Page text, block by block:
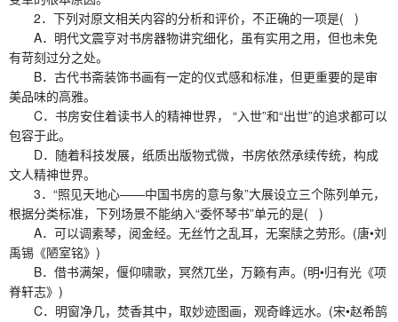
2．下列对原文相关内容的分析和评价，不正确的一项是( )
A．明代文震亨对书房器物讲究细化，虽有实用之用，但也未免
有苛刻过分之处。
B．古代书斋装饰书画有一定的仪式感和标准，但更重要的是审
美品味的高雅。
C．书房安住着读书人的精神世界， “入世”和“出世”的追求都可以
包容于此。
D．随着科技发展，纸质出版物式微，书房依然承续传统，构成
文人精神世界。
3．“照见天地心——中国书房的意与象”大展设立三个陈列单元，
根据分类标准，下列场景不能纳入“委怀琴书”单元的是( )
A．可以调素琴，阅金经。无丝竹之乱耳，无案牍之劳形。(唐•刘
禹锡《陋室铭》)
B．借书满架，偃仰啸歌，冥然兀坐，万籁有声。(明•归有光《项
脊轩志》)
C．明窗净几，焚香其中，取妙迹图画，观奇峰远水。(宋•赵希鹄